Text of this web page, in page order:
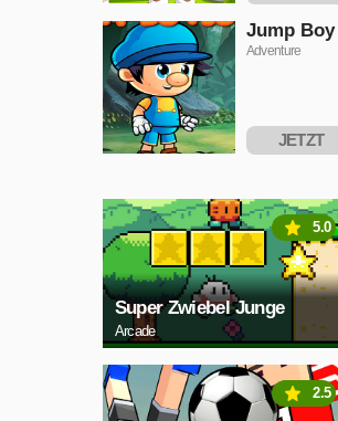
Jump
Adventure
JETZT
Super Zwiebel Junge
Arcade
5.0
2.5